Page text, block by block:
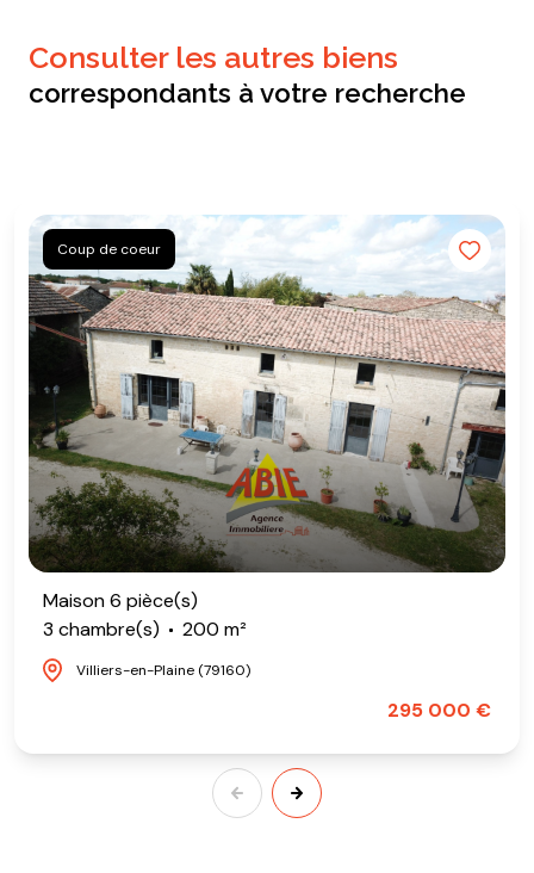
consulter les autres biens
correspondants à votre recherche
Coup de coeur
Maison 6 pièce(s)
3 chambre(s)
200 m²
Villiers-en-Plaine (79160)
295 000 €